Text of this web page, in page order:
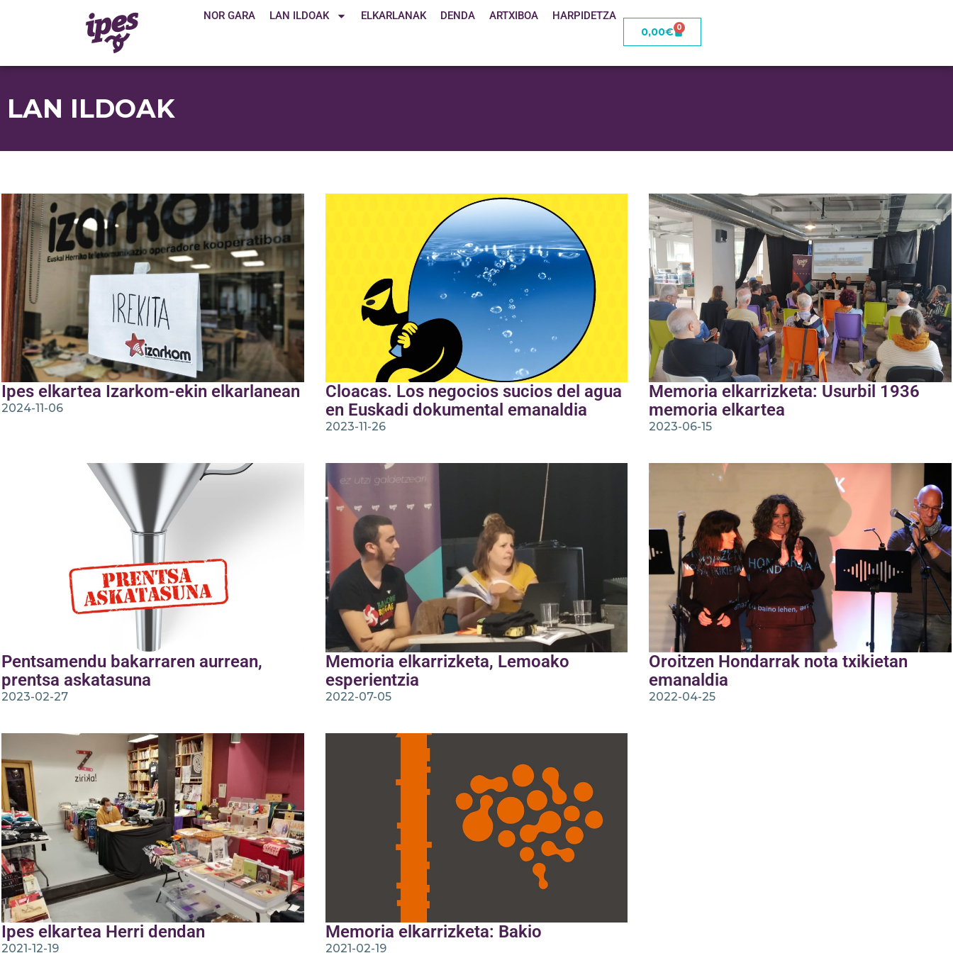
NOR GARA LAN ILDOAK ELKARLANAK DENDA ARTXIBOA
HARPIDETZA
0,00€ 0
LAN ILDOAK
Ipes elkartea Izarkom-ekin elkarlanean
2024-11-06
Cloacas. Los negocios sucios del agua
en Euskadi dokumental emanaldia
2023-11-26
Memoria elkarrizketa: Usurbil 1936
memoria elkartea
2023-06-15
Pentsamendu bakarraren aurrean,
prentsa askatasuna
2023-02-27
Memoria elkarrizketa, Lemoako
esperientzia
2022-07-05
Oroitzen Hondarrak nota txikietan
emanaldia
2022-04-25
Ipes elkartea Herri dendan
2021-12-19
Memoria elkarrizketa: Bakio
2021-02-19